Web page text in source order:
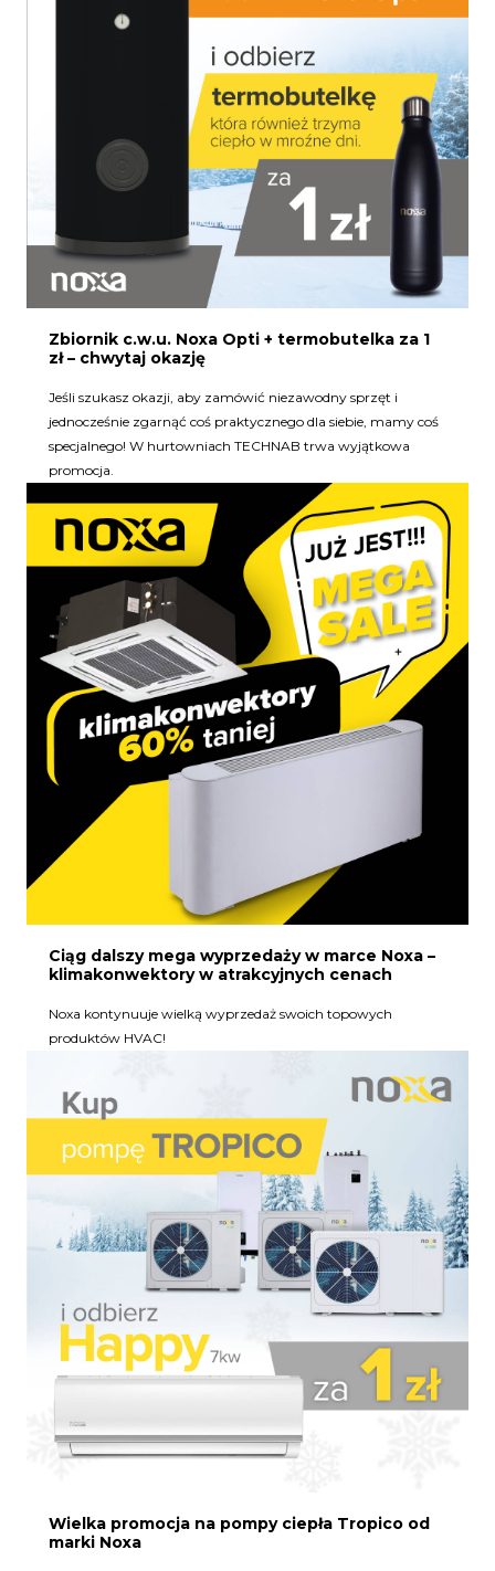
Zbiornik c.w.u. Noxa Opti + termobutelka za 1
zł – chwytaj okazję
Jeśli szukasz okazji, aby zamówić niezawodny sprzęt i
jednocześnie zgarnąć coś praktycznego dla siebie, mamy coś
specjalnego! W hurtowniach TECHNAB trwa wyjątkowa
promocja.
Ciąg dalszy mega wyprzedaży w marce Noxa –
klimakonwektory w atrakcyjnych cenach
Noxa kontynuuje wielką wyprzedaż swoich topowych
produktów HVAC!
Wielka promocja na pompy ciepła Tropico od
marki Noxa